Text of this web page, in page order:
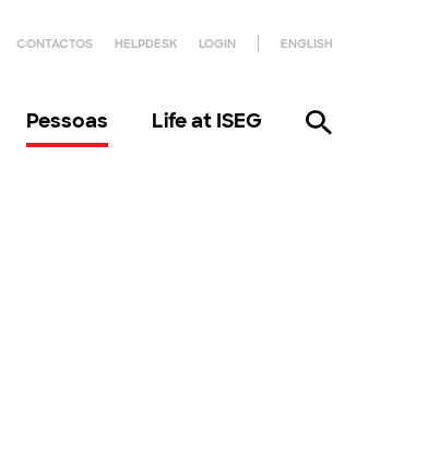
CONTACTOS HELPDESK LOGIN ENGLISH
Pessoas Life at ISEG